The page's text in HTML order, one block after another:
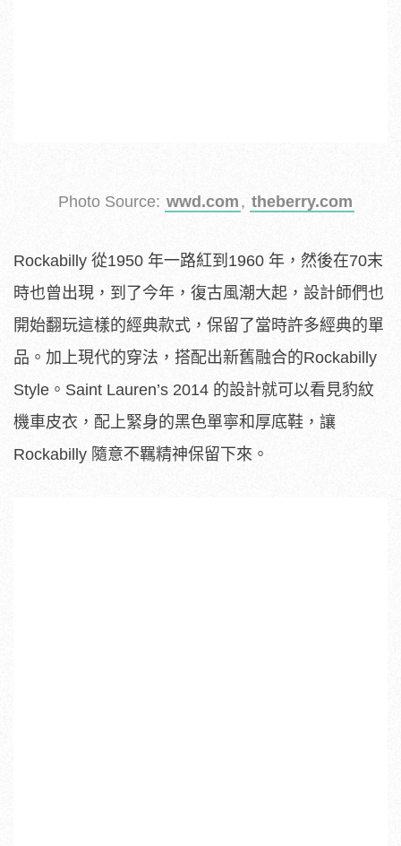
Photo Source: wwd.com , theberry.com
Rockabilly 從1950 年一路紅到1960 年，然後在70末
時也曾出現，到了今年，復古風潮大起，設計師們也
開始翻玩這樣的經典款式，保留了當時許多經典的單
品。加上現代的穿法，搭配出新舊融合的Rockabilly
Style。Saint Lauren’s 2014 的設計就可以看見豹紋
機車皮衣，配上緊身的黑色單寧和厚底鞋，讓
Rockabilly 隨意不羈精神保留下來。